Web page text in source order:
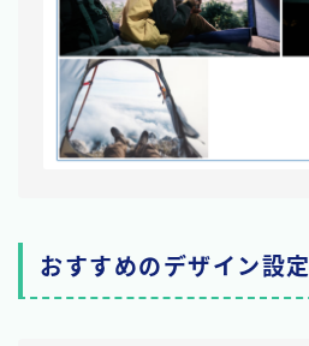
おすすめのデザイン設定